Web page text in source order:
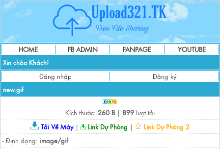
HOME FB ADMIN FANPAGE
YOUTUBE
Xin chào Khách!
Đăng nhập
Đăng ký
new.gif
Kích thước: 260 B| 899 lượt tải
Tải Về Máy| Link Dự Phòng |
Link Dự Phòng 2
- Định dạng: image/gif